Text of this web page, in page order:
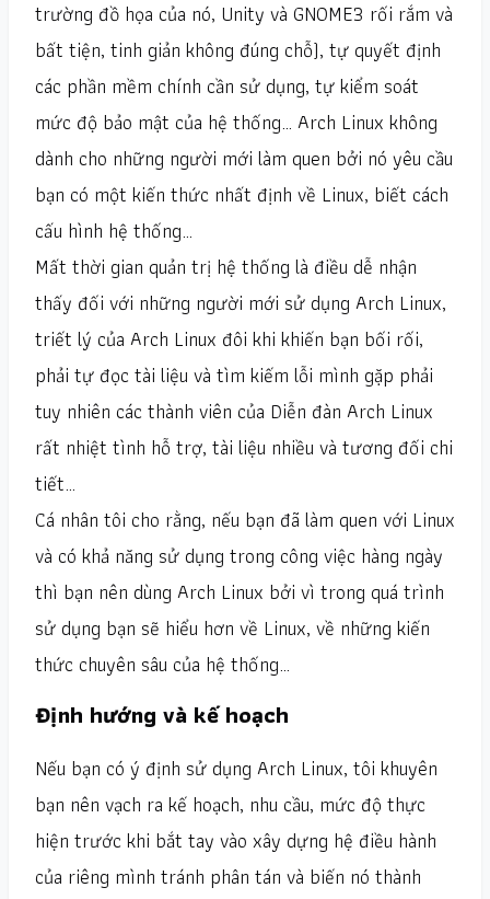
trường đồ họa của nó, Unity và GNOME3 rối rắm và
bất tiện, tinh giản không đúng chỗ), tự quyết định
các phần mềm chính cần sử dụng, tự kiểm soát
mức độ bảo mật của hệ thống… Arch Linux không
dành cho những người mới làm quen bởi nó yêu cầu
bạn có một kiến thức nhất định về Linux, biết cách
cấu hình hệ thống…
Mất thời gian quản trị hệ thống là điều dễ nhận
thấy đối với những người mới sử dụng Arch Linux,
triết lý của Arch Linux đôi khi khiến bạn bối rối,
phải tự đọc tài liệu và tìm kiếm lỗi mình gặp phải
tuy nhiên các thành viên của Diễn đàn Arch Linux
rất nhiệt tình hỗ trợ, tài liệu nhiều và tương đối chi
tiết…
Cá nhân tôi cho rằng, nếu bạn đã làm quen với Linux
và có khả năng sử dụng trong công việc hàng ngày
thì bạn nên dùng Arch Linux bởi vì trong quá trình
sử dụng bạn sẽ hiểu hơn về Linux, về những kiến
thức chuyên sâu của hệ thống…
Định hướng và kế hoạch
Nếu bạn có ý định sử dụng Arch Linux, tôi khuyên
bạn nên vạch ra kế hoạch, nhu cầu, mức độ thực
hiện trước khi bắt tay vào xây dựng hệ điều hành
của riêng mình tránh phân tán và biến nó thành